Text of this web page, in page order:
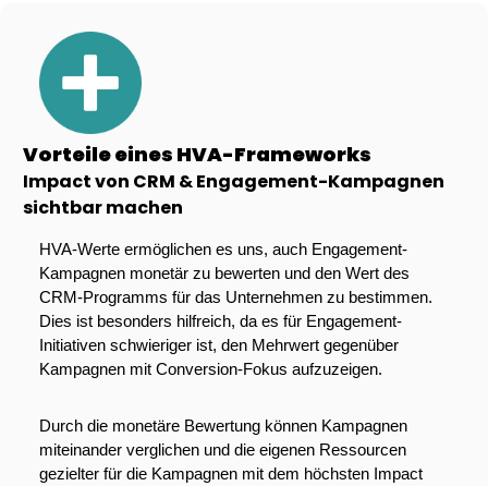
Vorteile eines HVA-Frameworks
Impact von CRM & Engagement-Kampagnen
sichtbar machen
HVA-Werte ermöglichen es uns, auch Engagement-
Kampagnen monetär zu bewerten und den Wert des
CRM-Programms für das Unternehmen zu bestimmen.
Dies ist besonders hilfreich, da es für Engagement-
Initiativen schwieriger ist, den Mehrwert gegenüber
Kampagnen mit Conversion-Fokus aufzuzeigen.
Durch die monetäre Bewertung können Kampagnen
miteinander verglichen und die eigenen Ressourcen
gezielter für die Kampagnen mit dem höchsten Impact